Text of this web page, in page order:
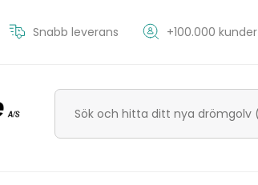
Snabb leverans +100.000 kunder